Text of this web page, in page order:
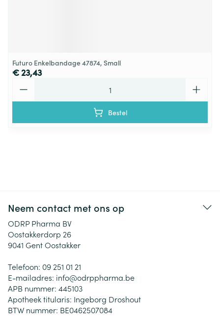
Futuro Enkelbandage 47874, Small
€ 23,43
Bestel
Neem contact met ons op
ODRP Pharma BV
Oostakkerdorp 26
9041 Gent Oostakker
Telefoon: 09 251 01 21
E-mailadres: info@odrppharma.be
APB nummer: 445103
Apotheek titularis: Ingeborg Droshout
BTW nummer: BE0462507084